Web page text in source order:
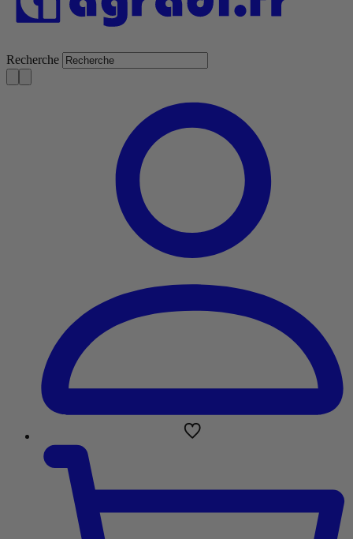
Recherche